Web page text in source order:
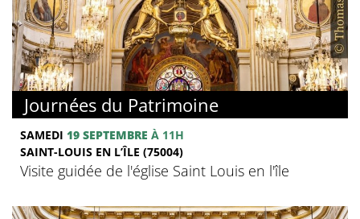
Journées du Patrimoine
SAMEDI 19 SEPTEMBRE À 11H
SAINT-LOUIS EN L’ÎLE (75004)
Visite guidée de l'église Saint Louis en l'île